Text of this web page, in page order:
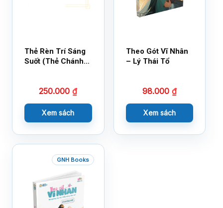
Thẻ Rèn Trí Sáng
Suốt (Thẻ Chánh
250.000₫
Xem sách
Theo Gót Vĩ Nhân
– Lý Thái Tổ
98.000 ₫
Xem sách
GNH Books